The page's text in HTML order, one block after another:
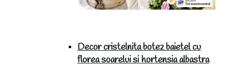
Decor cristelnita botez baietel cu
florea soarelui si hortensia albastra